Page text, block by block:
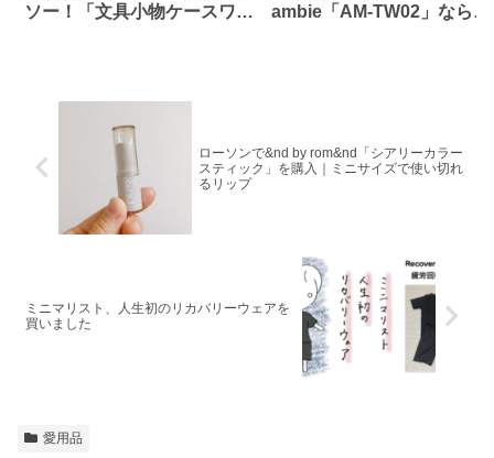
ソー！「文具小物ケースワイ
ambie「AM-TW02」なら、
ローソンで&nd by rom&nd「シアリーカラー
スティック」を購入｜ミニサイズで使い切れ
るリップ
ミニマリスト、人生初のリカバリーウェアを
買いました
愛用品